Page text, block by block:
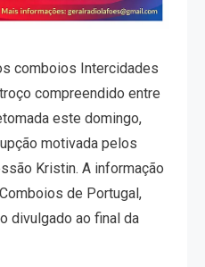
comboios Intercidades
compreendido entre
este domingo,
motivada pelos
Kristin. A informação
de Portugal,
divulgado ao final da